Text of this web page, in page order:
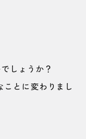
しょうか？
とに変わりまし